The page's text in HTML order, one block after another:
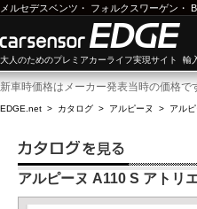
メルセデスベンツ ・ フォルクスワーゲン ・
大人のためのプレミアカーライフ実現サイト 輸
新車時価格はメーカー発表当時の価格で
EDGE.net > カタログ > アルピーヌ > アル
アルピーヌ A110 S アトリ